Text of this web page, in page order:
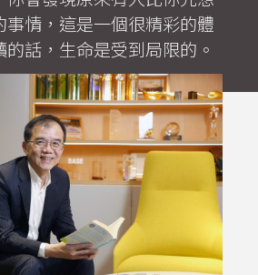
事情，這是一個很精彩的體
話，生命是受到局限的。